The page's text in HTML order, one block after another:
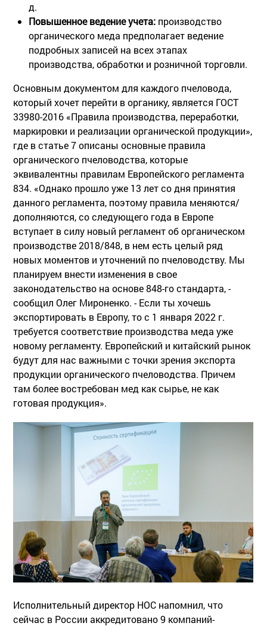
д.
Повышенное ведение учета: производство
органического меда предполагает ведение
подробных записей на всех этапах
производства, обработки и розничной торговли.
Основным документом для каждого пчеловода,
который хочет перейти в органику, является ГОСТ
33980-2016 «Правила производства, переработки,
маркировки и реализации органической продукции»,
где в статье 7 описаны основные правила
органического пчеловодства, которые
эквивалентны правилам Европейского регламента
834. «Однако прошло уже 13 лет со дня принятия
данного регламента, поэтому правила меняются/
дополняются, со следующего года в Европе
вступает в силу новый регламент об органическом
производстве 2018/848, в нем есть целый ряд
новых моментов и уточнений по пчеловодству. Мы
планируем внести изменения в свое
законодательство на основе 848-го стандарта, -
сообщил Олег Мироненко. - Если ты хочешь
экспортировать в Европу, то с 1 января 2022 г.
требуется соответствие производства меда уже
новому регламенту. Европейский и китайский рынок
будут для нас важными с точки зрения экспорта
продукции органического пчеловодства. Причем
там более востребован мед как сырье, не как
готовая продукция».
Исполнительный директор НОС напомнил, что
сейчас в России аккредитовано 9 компаний-